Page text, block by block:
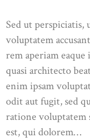
Sed ut perspiciatis,
voluptatem
rem aperiam
quasi architecto
enim ipsam
odit aut fugit, sed
ratione voluptatem
est, qui dolorem…